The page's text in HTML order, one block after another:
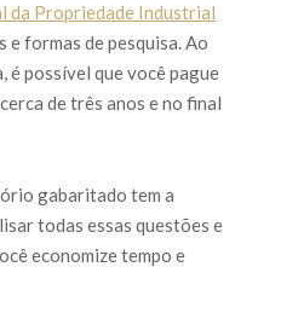
da Propriedade Industrial
formas de pesquisa. Ao
é possível que você pague
de três anos e no final
gabaritado tem a
todas essas questões e
economize tempo e